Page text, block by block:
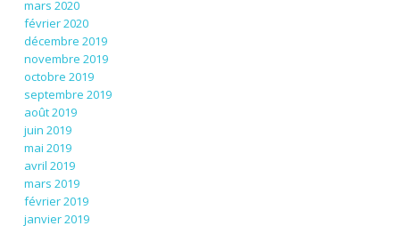
mars 2020
février 2020
décembre 2019
novembre 2019
octobre 2019
septembre 2019
août 2019
juin 2019
mai 2019
avril 2019
mars 2019
février 2019
janvier 2019